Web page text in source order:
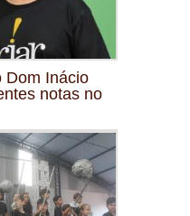
Dom Inácio
notas no